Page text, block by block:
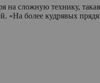
сложную технику,
более кудрявых